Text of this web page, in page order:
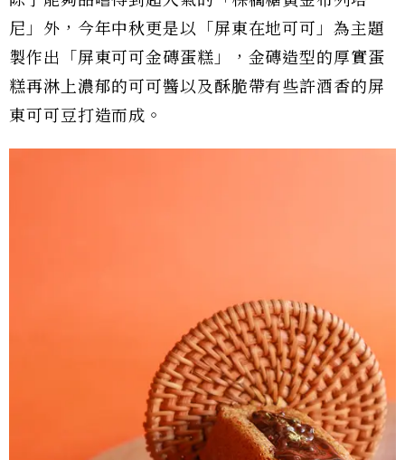
尼」外，今年中秋更是以「屏東在地可可」為主題
製作出「屏東可可金磚蛋糕」，金磚造型的厚實蛋
糕再淋上濃郁的可可醬以及酥脆帶有些許酒香的屏
東可可豆打造而成。